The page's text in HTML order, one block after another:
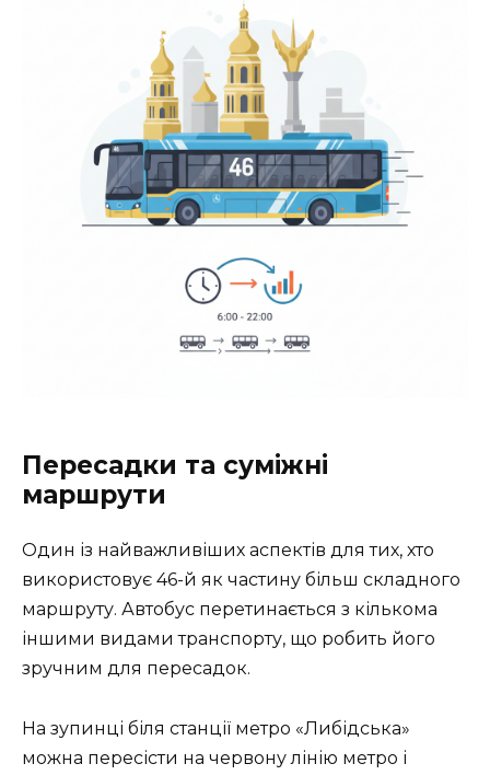
Пересадки та суміжні
маршрути
Один із найважливіших аспектів для тих, хто
використовує 46-й як частину більш складного
маршруту. Автобус перетинається з кількома
іншими видами транспорту, що робить його
зручним для пересадок.
На зупинці біля станції метро «Либідська»
можна пересісти на червону лінію метро і